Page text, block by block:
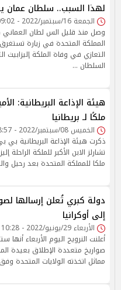
لهذا السبب.. سلطان عمان
الجمعة 16/سبتمبر/2022 - 09:02 م
وصل منذ قليل الس لطان
المملكة المتحدة في زيارة
التعازي في وفاة الملكة إليزابيث
السلطان …
هيئة الإذاعة البريطانية:
ملكًا لـ بريطانيا
الخميس 08/سبتمبر/2022 - 08:57 م
ذكرت هيئة الإذاعة البريطانية
تشارلز الابن الأكبر للملكة الراحلة
ملكا للمملكة المتحدة بعد رحيل
دولة كبري تُعلن إرسالها
إلى أوكرانيا
الأربعاء 29/يونيو/2022 - 10:28 م
أعلنت النرويج اليوم الأربعاء أنها
صواريخ متعددة الإطلاق بعيدة
مماثل اتخذته الولايات المتحدة